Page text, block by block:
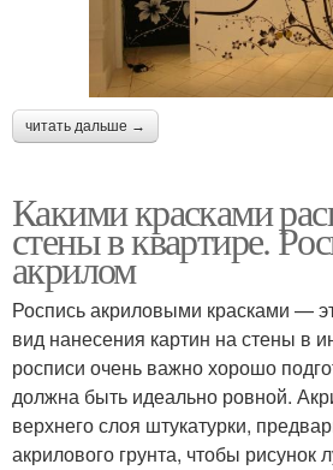
читать дальше →
Какими красками
стены в квартире.
акрилом
Роспись акриловыми красками —
вид нанесения картин на стены в
росписи очень важно хорошо
должна быть идеально ровной.
верхнего слоя штукатурки,
акрилового грунта, чтобы рисунок